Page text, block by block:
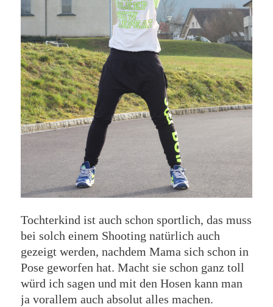
Tochterkind ist auch schon sportlich, das muss
bei solch einem Shooting natürlich auch
gezeigt werden, nachdem Mama sich schon in
Pose geworfen hat. Macht sie schon ganz toll
würd ich sagen und mit den Hosen kann man
ja vorallem auch absolut alles machen.